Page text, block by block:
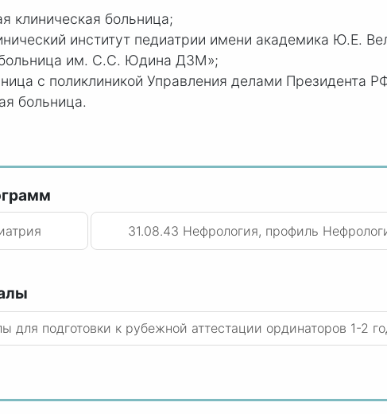
клиническая больница;
институт педиатрии имени академика Ю.Е. В
им. С.С. Юдина ДЗМ»;
с поликлиникой Управления делами Президента
больница.
31.08.43 Нефрология, профиль
для подготовки к рубежной аттестации ординаторов 1-2